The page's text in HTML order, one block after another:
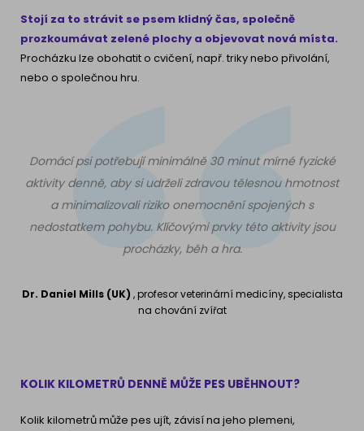
Stojí za to strávit se psem klidný čas, společně
prozkoumávat zelené plochy a objevovat nová místa.
Procházku lze obohatit o cvičení, např. triky nebo přivolání,
nebo o společnou hru.
Domácí psi potřebují minimálně 30 minut mírné fyzické
aktivity denně, aby si udrželi zdravou tělesnou hmotnost
a minimalizovali riziko onemocnění spojených s
nedostatkem pohybu. Klíčovými prvky této aktivity jsou
procházky, běh a hra.
Dr. Daniel Mills (UK) , profesor veterinární medicíny, specialista
na chování zvířat
KOLIK KILOMETRŮ DENNĚ MŮŽE PES UBĚHNOUT?
Kolik kilometrů může pes ujít, závisí na jeho plemeni,